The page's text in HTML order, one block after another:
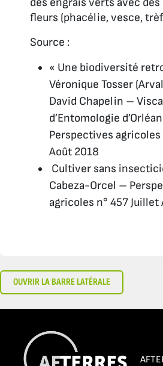
fleurs (phacélie, vesce,
Source :
« Une biodiversité
Véronique Tosser
David Chapelin –
d’Entomologie
Perspectives agricoles
Août 2018
Cultiver sans
Cabeza-Orcel –
agricoles n° 457 Juillet
OUVRIR LA BARRE LATÉRALE